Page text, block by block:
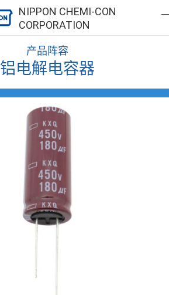
NIPPON CHEMI-CON
CORPORATION
产品阵容
铝电解电容器